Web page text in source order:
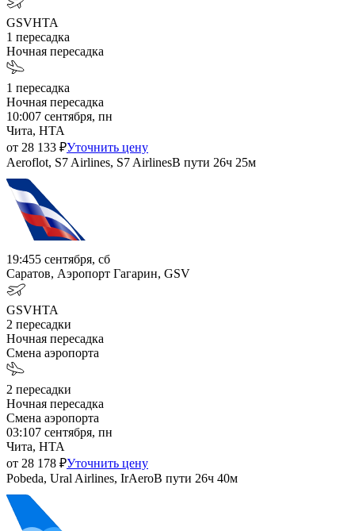
GSVHTA
1 пересадка
Ночная пересадка
1 пересадка
Ночная пересадка
10:007 сентября, пн
Чита, HTA
от 28 133 ₽Уточнить цену
Aeroflot, S7 Airlines, S7 AirlinesВ пути 26ч 25м
19:455 сентября, сб
Саратов, Аэропорт Гагарин, GSV
GSVHTA
2 пересадки
Ночная пересадка
Смена аэропорта
2 пересадки
Ночная пересадка
Смена аэропорта
03:107 сентября, пн
Чита, HTA
от 28 178 ₽Уточнить цену
Pobeda, Ural Airlines, IrAeroВ пути 26ч 40м